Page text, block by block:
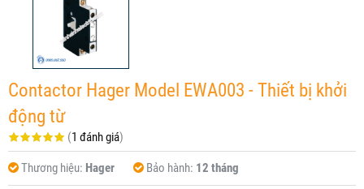
Contactor Hager Model EWA003 - Thiết bị khởi
động từ
(1 đánh giá)
Thương hiệu: Hager Bảo hành: 12 tháng